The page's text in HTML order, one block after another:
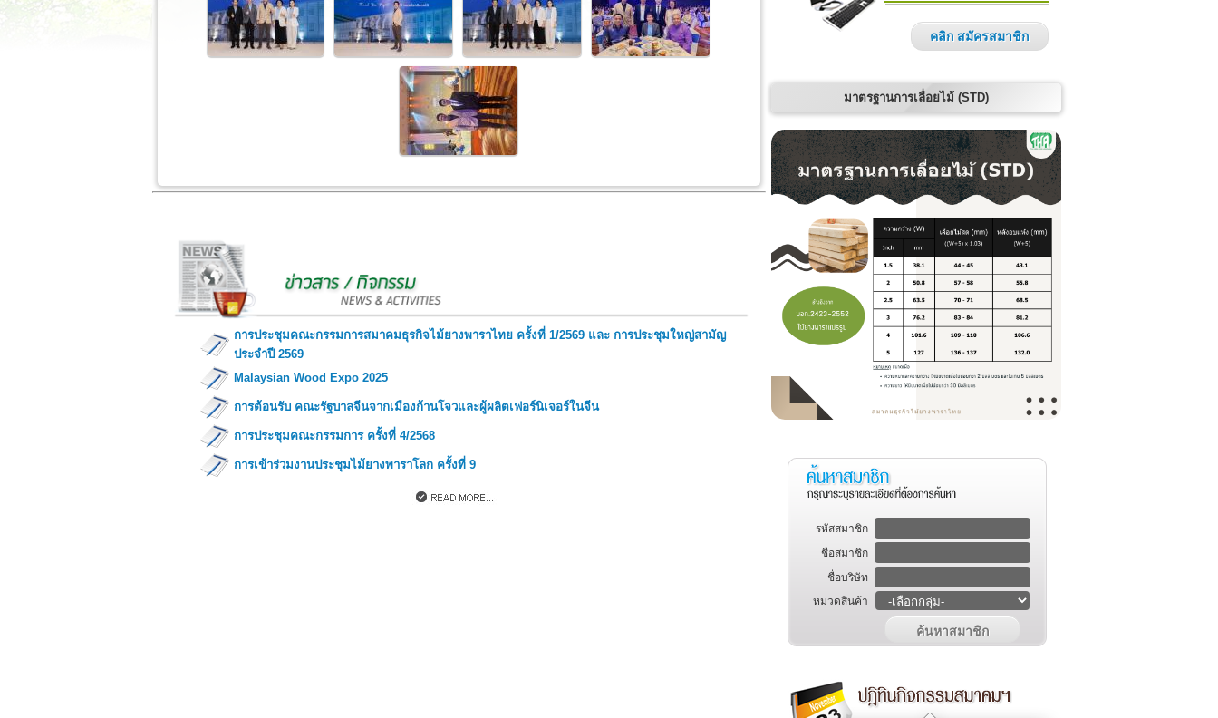
การประชุมคณะกรรมการสมาคมธุรกิจไม้ยางพาราไทย ครั้งที่ 1/2569 และ การประชุมใหญ่สามัญ
ประจำปี 2569
Malaysian Wood Expo 2025
การต้อนรับ คณะรัฐบาลจีนจากเมืองก้านโจวและผู้ผลิตเฟอร์นิเจอร์ในจีน
การประชุมคณะกรรมการ ครั้งที่ 4/2568
การเข้าร่วมงานประชุมไม้ยางพาราโลก ครั้งที่ 9
คลิก สมัครสมาชิก
มาตรฐานการเลื่อยไม้ (STD)
รหัสสมาชิก
ชื่อสมาชิก
ชื่อบริษัท
หมวดสินค้า
ค้นหาสมาชิก